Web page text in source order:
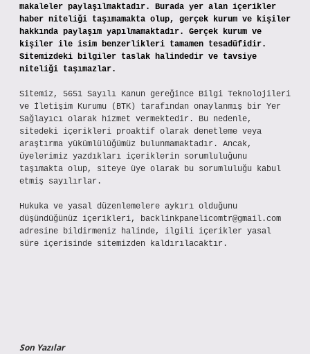
makaleler paylaşılmaktadır. Burada yer alan içerikler
haber niteliği taşımamakta olup, gerçek kurum ve kişiler
hakkında paylaşım yapılmamaktadır. Gerçek kurum ve
kişiler ile isim benzerlikleri tamamen tesadüfidir.
Sitemizdeki bilgiler taslak halindedir ve tavsiye
niteliği taşımazlar.
Sitemiz, 5651 Sayılı Kanun gereğince Bilgi Teknolojileri
ve İletişim Kurumu (BTK) tarafından onaylanmış bir Yer
Sağlayıcı olarak hizmet vermektedir. Bu nedenle,
sitedeki içerikleri proaktif olarak denetleme veya
araştırma yükümlülüğümüz bulunmamaktadır. Ancak,
üyelerimiz yazdıkları içeriklerin sorumluluğunu
taşımakta olup, siteye üye olarak bu sorumluluğu kabul
etmiş sayılırlar.
Hukuka ve yasal düzenlemelere aykırı olduğunu
düşündüğünüz içerikleri, backlinkpanelicomtr@gmail.com
adresine bildirmeniz halinde, ilgili içerikler yasal
süre içerisinde sitemizden kaldırılacaktır.
Son Yazılar